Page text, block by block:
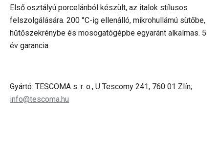
Első osztályú porcelánból készült, az italok stílusos
felszolgálására. 200 °C-ig ellenálló, mikrohullámú sütőbe,
hűtőszekrénybe és mosogatógépbe egyaránt alkalmas. 5
év garancia.
Gyártó: TESCOMA s. r. o., U Tescomy 241, 760 01 Zlín;
info@tescoma.hu